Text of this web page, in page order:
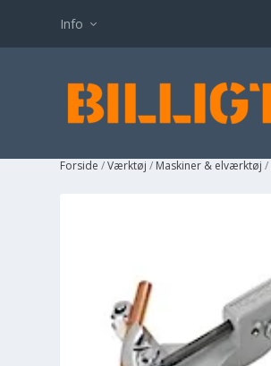
Info
Forside /Værktøj / Maskiner & elværktøj /